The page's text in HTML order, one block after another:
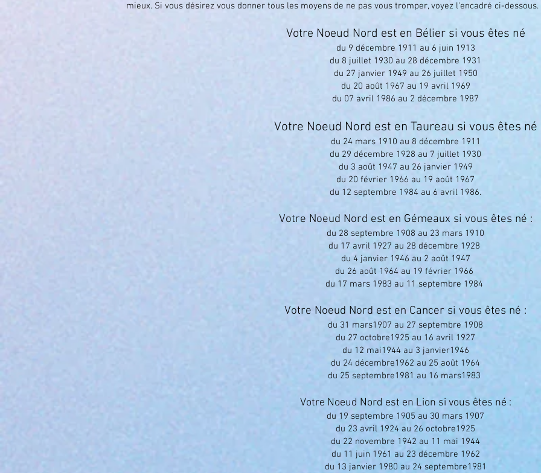
mieux. Si vous désirez vous donner tous les moyens de ne pas vous tromper, voyez l'encadré ci-dessous.
Votre Noeud Nord est en Bélier si vous êtes né
du 9 décembre 1911 au 6 juin 1913
du 8 juillet 1930 au 28 décembre 1931
du 27 janvier 1949 au 26 juillet 1950
du 20 août 1967 au 19 avril 1969
du 07 avril 1986 au 2 décembre 1987
Votre Noeud Nord est en Taureau si vous êtes né
du 24 mars 1910 au 8 décembre 1911
du 29 décembre 1928 au 7 juillet 1930
du 3 août 1947 au 26 janvier 1949
du 20 février 1966 au 19 août 1967
du 12 septembre 1984 au 6 avril 1986.
Votre Noeud Nord est en Gémeaux si vous êtes né :
du 28 septembre 1908 au 23 mars 1910
du 17 avril 1927 au 28 décembre 1928
du 4 janvier 1946 au 2 août 1947
du 26 août 1964 au 19 février 1966
du 17 mars 1983 au 11 septembre 1984
Votre Noeud Nord est en Cancer si vous êtes né :
du 31 mars1907 au 27 septembre 1908
du 27 octobre1925 au 16 avril 1927
du 12 mai1944 au 3 janvier1946
du 24 décembre1962 au 25 août 1964
du 25 septembre1981 au 16 mars1983
Votre Noeud Nord est en Lion si vous êtes né :
du 19 septembre 1905 au 30 mars 1907
du 23 avril 1924 au 26 octobre1925
du 22 novembre 1942 au 11 mai 1944
du 11 juin 1961 au 23 décembre 1962
du 13 janvier 1980 au 24 septembre1981